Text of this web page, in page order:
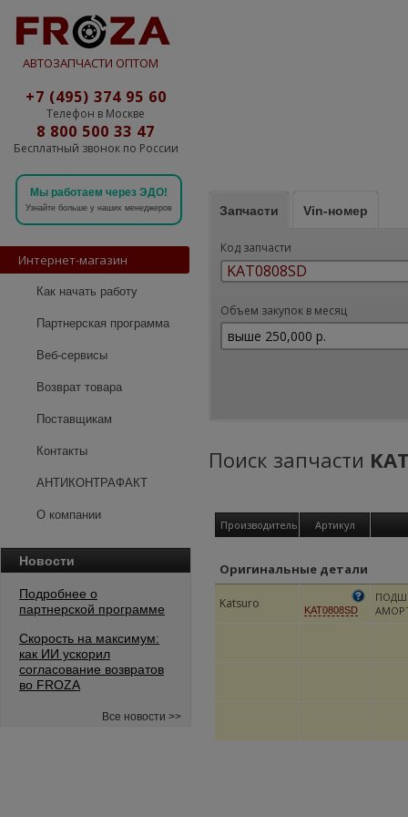
АВТОЗАПЧАСТИ ОПТОМ
+7 (495) 374 95 60
Телефон в Москве
8 800 500 33 47
Бесплатный звонок по России
Мы работаем через ЭДО!
Узнайте больше у наших менеджеров
Интернет-магазин
Как начать работу
Партнерская программа
Веб-сервисы
Возврат товара
Поставщикам
Контакты
АНТИКОНТРАФАКТ
О компании
Новости
Подробнее о
партнерской программе
Скорость на максимум:
как ИИ ускорил
согласование возвратов
во FROZA
Все новости >>
Запчасти Vin-номер
Код запчасти
Объем закупок в месяц
Поиск запчасти
Производитель Артикул
Оригинальные детали
Katsuro KAT0808SD